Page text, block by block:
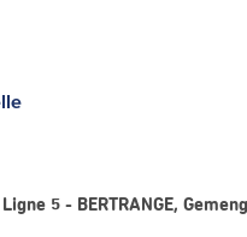
5 - BERTRANGE, Gemeng